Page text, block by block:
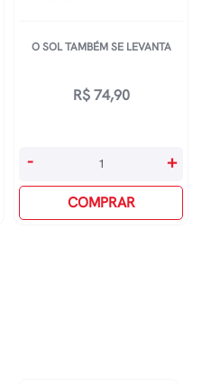
O SOL TAMBÉM SE LEVANTA
R$74,90
O
Também
Se
- +
COMPRAR